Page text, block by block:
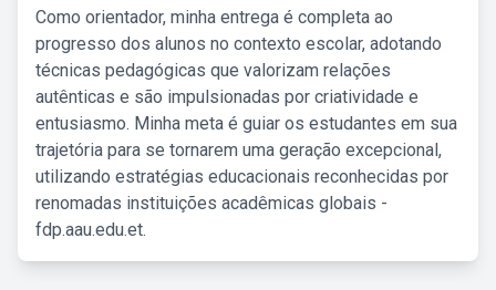
Como orientador, minha entrega é completa ao
progresso dos alunos no contexto escolar, adotando
técnicas pedagógicas que valorizam relações
autênticas e são impulsionadas por criatividade e
entusiasmo. Minha meta é guiar os estudantes em sua
trajetória para se tornarem uma geração excepcional,
utilizando estratégias educacionais reconhecidas por
renomadas instituições acadêmicas globais -
fdp.aau.edu.et.